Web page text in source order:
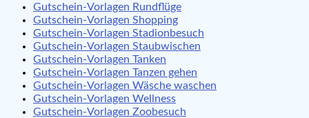
Gutschein-Vorlagen Rundflüge
Gutschein-Vorlagen Shopping
Gutschein-Vorlagen Stadionbesuch
Gutschein-Vorlagen Staubwischen
Gutschein-Vorlagen Tanken
Gutschein-Vorlagen Tanzen gehen
Gutschein-Vorlagen Wäsche waschen
Gutschein-Vorlagen Wellness
Gutschein-Vorlagen Zoobesuch